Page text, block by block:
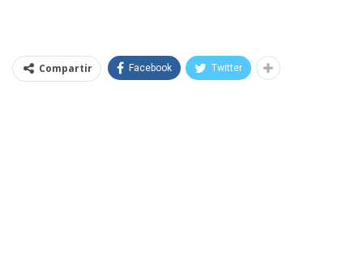
Compartir Facebook Twitter